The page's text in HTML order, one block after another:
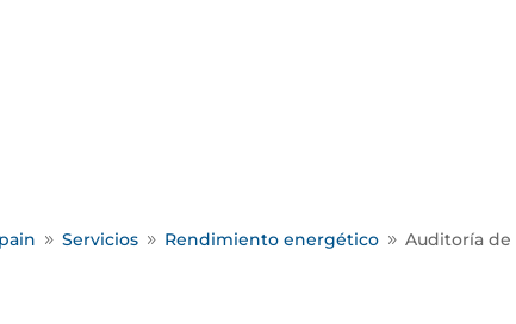
9 Servicios 9 Rendimiento energético 9 Auditoría de